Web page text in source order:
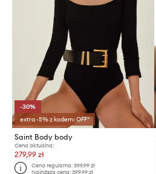
-30%
extra -5% z kodem: OFF*
Saint Body body
Cena aktualna:
279,99 zł
Cena regularna:399,99 zł
Najniższa cena:399,99 zł